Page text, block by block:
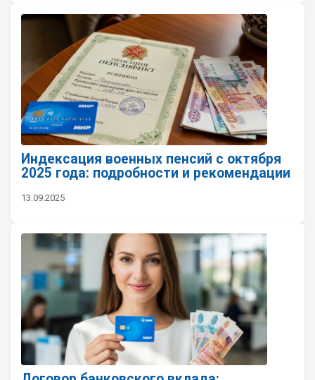
Индексация военных пенсий с октября
2025 года: подробности и рекомендации
13.09.2025